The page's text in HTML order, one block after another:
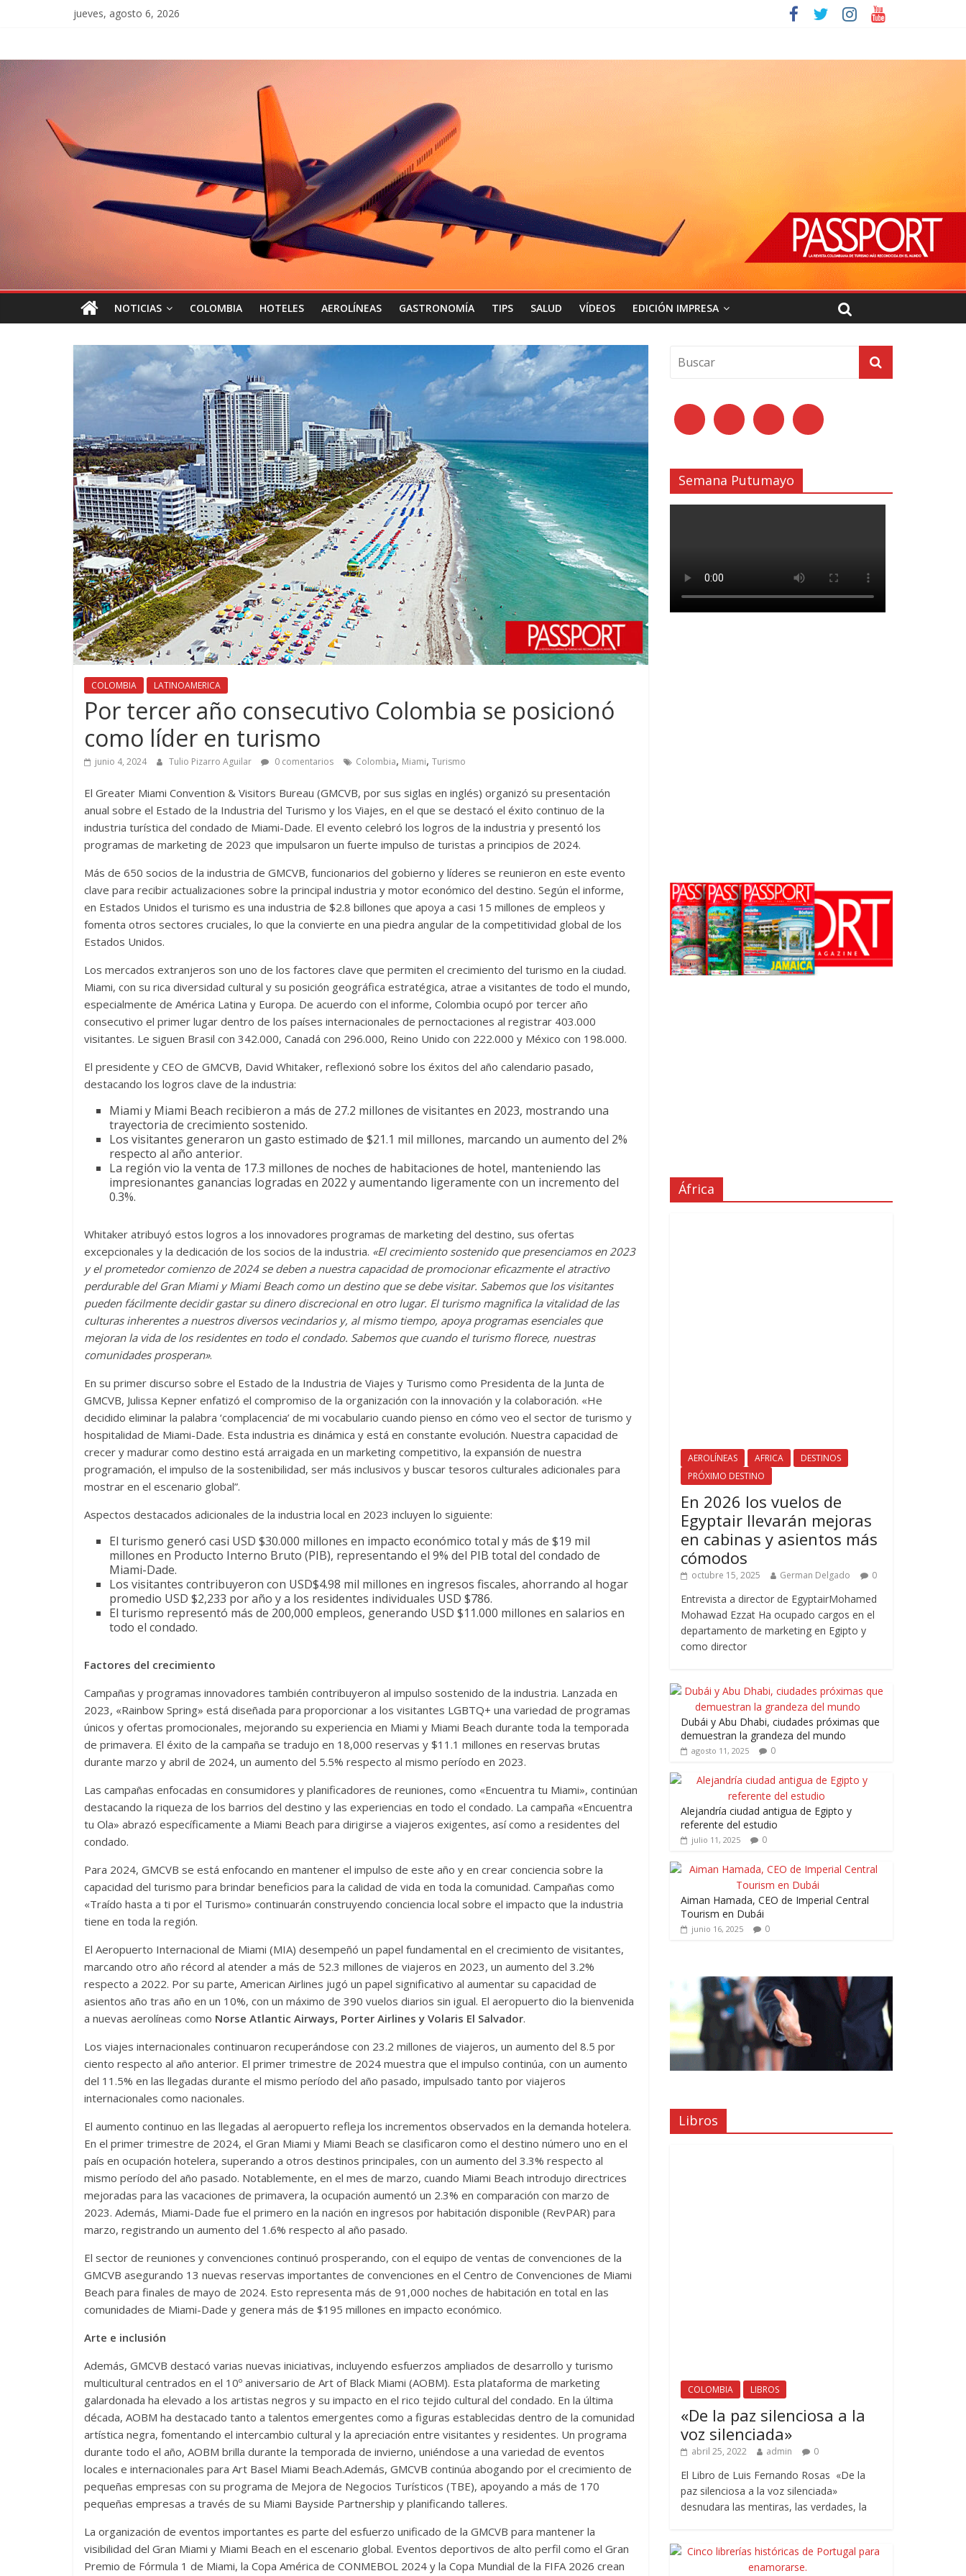
jueves, agosto 6, 2026
NOTICIAS COLOMBIA HOTELES AEROLÍNEAS GASTRONOMÍA TIPS SALUD VÍDEOS EDICIÓN IMPRESA
COLOMBIA LATINOAMERICA
Por tercer año consecutivo Colombia se posicionó
como líder en turismo
junio 4, 2024 Tulio Pizarro Aguilar 0 comentarios Colombia, Miami, Turismo
El Greater Miami Convention & Visitors Bureau (GMCVB, por sus siglas en inglés) organizó su presentación
anual sobre el Estado de la Industria del Turismo y los Viajes, en el que se destacó el éxito continuo de la
industria turística del condado de Miami-Dade. El evento celebró los logros de la industria y presentó los
programas de marketing de 2023 que impulsaron un fuerte impulso de turistas a principios de 2024.
Más de 650 socios de la industria de GMCVB, funcionarios del gobierno y líderes se reunieron en este evento
clave para recibir actualizaciones sobre la principal industria y motor económico del destino. Según el informe,
en Estados Unidos el turismo es una industria de $2.8 billones que apoya a casi 15 millones de empleos y
fomenta otros sectores cruciales, lo que la convierte en una piedra angular de la competitividad global de los
Estados Unidos.
Los mercados extranjeros son uno de los factores clave que permiten el crecimiento del turismo en la ciudad.
Miami, con su rica diversidad cultural y su posición geográfica estratégica, atrae a visitantes de todo el mundo,
especialmente de América Latina y Europa. De acuerdo con el informe, Colombia ocupó por tercer año
consecutivo el primer lugar dentro de los países internacionales de pernoctaciones al registrar 403.000
visitantes. Le siguen Brasil con 342.000, Canadá con 296.000, Reino Unido con 222.000 y México con 198.000.
El presidente y CEO de GMCVB, David Whitaker, reflexionó sobre los éxitos del año calendario pasado,
destacando los logros clave de la industria:
Miami y Miami Beach recibieron a más de 27.2 millones de visitantes en 2023, mostrando una
trayectoria de crecimiento sostenido.
Los visitantes generaron un gasto estimado de $21.1 mil millones, marcando un aumento del 2%
respecto al año anterior.
La región vio la venta de 17.3 millones de noches de habitaciones de hotel, manteniendo las
impresionantes ganancias logradas en 2022 y aumentando ligeramente con un incremento del
0.3%.
Whitaker atribuyó estos logros a los innovadores programas de marketing del destino, sus ofertas
excepcionales y la dedicación de los socios de la industria. «El crecimiento sostenido que presenciamos en 2023
y el prometedor comienzo de 2024 se deben a nuestra capacidad de promocionar eficazmente el atractivo
perdurable del Gran Miami y Miami Beach como un destino que se debe visitar. Sabemos que los visitantes
pueden fácilmente decidir gastar su dinero discrecional en otro lugar. El turismo magnifica la vitalidad de las
culturas inherentes a nuestros diversos vecindarios y, al mismo tiempo, apoya programas esenciales que
mejoran la vida de los residentes en todo el condado. Sabemos que cuando el turismo florece, nuestras
comunidades prosperan».
En su primer discurso sobre el Estado de la Industria de Viajes y Turismo como Presidenta de la Junta de
GMCVB, Julissa Kepner enfatizó el compromiso de la organización con la innovación y la colaboración. «He
decidido eliminar la palabra ‘complacencia’ de mi vocabulario cuando pienso en cómo veo el sector de turismo y
hospitalidad de Miami-Dade. Esta industria es dinámica y está en constante evolución. Nuestra capacidad de
crecer y madurar como destino está arraigada en un marketing competitivo, la expansión de nuestra
programación, el impulso de la sostenibilidad, ser más inclusivos y buscar tesoros culturales adicionales para
mostrar en el escenario global”.
Aspectos destacados adicionales de la industria local en 2023 incluyen lo siguiente:
El turismo generó casi USD $30.000 millones en impacto económico total y más de $19 mil
millones en Producto Interno Bruto (PIB), representando el 9% del PIB total del condado de
Miami-Dade.
Los visitantes contribuyeron con USD$4.98 mil millones en ingresos fiscales, ahorrando al hogar
promedio USD $2,233 por año y a los residentes individuales USD $786.
El turismo representó más de 200,000 empleos, generando USD $11.000 millones en salarios en
todo el condado.
Factores del crecimiento
Campañas y programas innovadores también contribuyeron al impulso sostenido de la industria. Lanzada en
2023, «Rainbow Spring» está diseñada para proporcionar a los visitantes LGBTQ+ una variedad de programas
únicos y ofertas promocionales, mejorando su experiencia en Miami y Miami Beach durante toda la temporada
de primavera. El éxito de la campaña se tradujo en 18,000 reservas y $11.1 millones en reservas brutas
durante marzo y abril de 2024, un aumento del 5.5% respecto al mismo período en 2023.
Las campañas enfocadas en consumidores y planificadores de reuniones, como «Encuentra tu Miami», continúan
destacando la riqueza de los barrios del destino y las experiencias en todo el condado. La campaña «Encuentra
tu Ola» abrazó específicamente a Miami Beach para dirigirse a viajeros exigentes, así como a residentes del
condado.
Para 2024, GMCVB se está enfocando en mantener el impulso de este año y en crear conciencia sobre la
capacidad del turismo para brindar beneficios para la calidad de vida en toda la comunidad. Campañas como
«Traído hasta a ti por el Turismo» continuarán construyendo conciencia local sobre el impacto que la industria
tiene en toda la región.
El Aeropuerto Internacional de Miami (MIA) desempeñó un papel fundamental en el crecimiento de visitantes,
marcando otro año récord al atender a más de 52.3 millones de viajeros en 2023, un aumento del 3.2%
respecto a 2022. Por su parte, American Airlines jugó un papel significativo al aumentar su capacidad de
asientos año tras año en un 10%, con un máximo de 390 vuelos diarios sin igual. El aeropuerto dio la bienvenida
a nuevas aerolíneas como Norse Atlantic Airways, Porter Airlines y Volaris El Salvador.
Los viajes internacionales continuaron recuperándose con 23.2 millones de viajeros, un aumento del 8.5 por
ciento respecto al año anterior. El primer trimestre de 2024 muestra que el impulso continúa, con un aumento
del 11.5% en las llegadas durante el mismo período del año pasado, impulsado tanto por viajeros
internacionales como nacionales.
El aumento continuo en las llegadas al aeropuerto refleja los incrementos observados en la demanda hotelera.
En el primer trimestre de 2024, el Gran Miami y Miami Beach se clasificaron como el destino número uno en el
país en ocupación hotelera, superando a otros destinos principales, con un aumento del 3.3% respecto al
mismo período del año pasado. Notablemente, en el mes de marzo, cuando Miami Beach introdujo directrices
mejoradas para las vacaciones de primavera, la ocupación aumentó un 2.3% en comparación con marzo de
2023. Además, Miami-Dade fue el primero en la nación en ingresos por habitación disponible (RevPAR) para
marzo, registrando un aumento del 1.6% respecto al año pasado.
El sector de reuniones y convenciones continuó prosperando, con el equipo de ventas de convenciones de la
GMCVB asegurando 13 nuevas reservas importantes de convenciones en el Centro de Convenciones de Miami
Beach para finales de mayo de 2024. Esto representa más de 91,000 noches de habitación en total en las
comunidades de Miami-Dade y genera más de $195 millones en impacto económico.
Arte e inclusión
Además, GMCVB destacó varias nuevas iniciativas, incluyendo esfuerzos ampliados de desarrollo y turismo
multicultural centrados en el 10º aniversario de Art of Black Miami (AOBM). Esta plataforma de marketing
galardonada ha elevado a los artistas negros y su impacto en el rico tejido cultural del condado. En la última
década, AOBM ha destacado tanto a talentos emergentes como a figuras establecidas dentro de la comunidad
artística negra, fomentando el intercambio cultural y la apreciación entre visitantes y residentes. Un programa
durante todo el año, AOBM brilla durante la temporada de invierno, uniéndose a una variedad de eventos
locales e internacionales para Art Basel Miami Beach.Además, GMCVB continúa abogando por el crecimiento de
pequeñas empresas con su programa de Mejora de Negocios Turísticos (TBE), apoyando a más de 170
pequeñas empresas a través de su Miami Bayside Partnership y planificando talleres.
La organización de eventos importantes es parte del esfuerzo unificado de la GMCVB para mantener la
visibilidad del Gran Miami y Miami Beach en el escenario global. Eventos deportivos de alto perfil como el Gran
Premio de Fórmula 1 de Miami, la Copa América de CONMEBOL 2024 y la Copa Mundial de la FIFA 2026 crean
Semana Putumayo
África
AEROLÍNEAS AFRICA
DESTINOS
PRÓXIMO DESTINO
En 2026 los vuelos de
Egyptair llevarán mejoras
en cabinas y asientos más
cómodos
octubre 15, 2025 German Delgado 0
Entrevista a director de EgyptairMohamed
Mohawad Ezzat Ha ocupado cargos en el
departamento de marketing en Egipto y
como director
Dubái y Abu Dhabi, ciudades próximas que
demuestran la grandeza del mundo
agosto 11, 2025 0
Alejandría ciudad antigua de Egipto y
referente del estudio
julio 11, 2025 0
Aiman Hamada, CEO de Imperial Central
Tourism en Dubái
junio 16, 2025 0
Libros
COLOMBIA LIBROS
«De la paz silenciosa a la
voz silenciada»
abril 25, 2022 admin 0
El Libro de Luis Fernando Rosas «De la
paz silenciosa a la voz silenciada»
desnudara las mentiras, las verdades, la